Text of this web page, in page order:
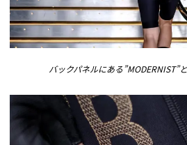
バックパネルにある”MODERNIST”